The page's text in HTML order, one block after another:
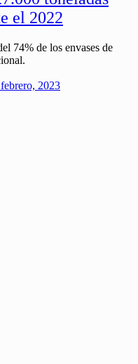
el 2022
74% de los envases de
2023